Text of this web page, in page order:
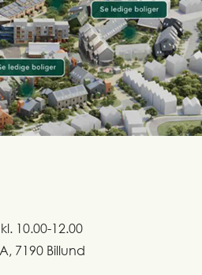
10.00-12.00
7190 Billund